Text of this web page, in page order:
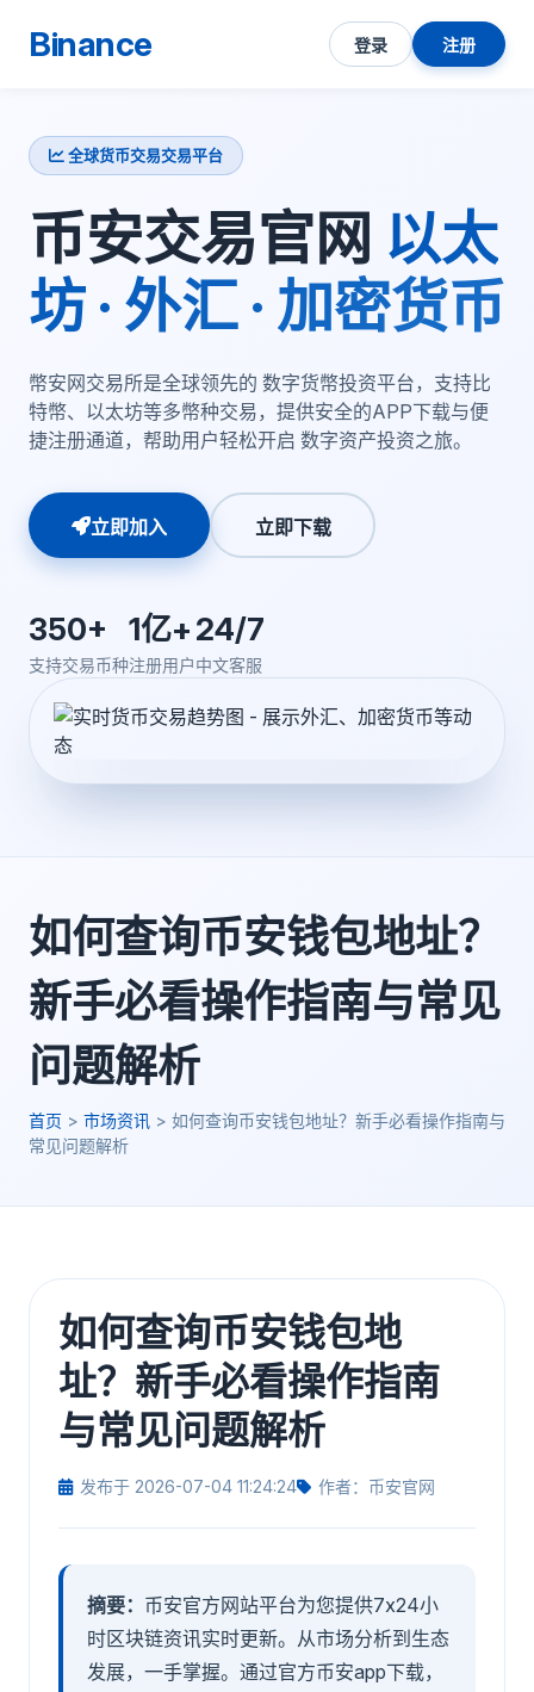
Binance 登录 注册
全球货币交易交易平台
币安交易官网 以太
坊 · 外汇 · 加密货币
幣安网交易所是全球领先的 数字货幣投资平台，支持比
特幣、以太坊等多幣种交易，提供安全的APP下载与便
捷注册通道，帮助用户轻松开启 数字资产投资之旅。
立即加入 立即下载
350+
支持交易币种
1亿+
注册用户
24/7
中文客服
如何查询币安钱包地址？
新手必看操作指南与常见
问题解析
首页 > 市场资讯 > 如何查询币安钱包地址？新手必看操作指南与
常见问题解析
如何查询币安钱包地
址？新手必看操作指南
与常见问题解析
发布于 2026-07-04 11:24:24 作者：币安官网
摘要： 币安官方网站平台为您提供7x24小
时区块链资讯实时更新。从市场分析到生态
发展，一手掌握。通过官方币安app下载，